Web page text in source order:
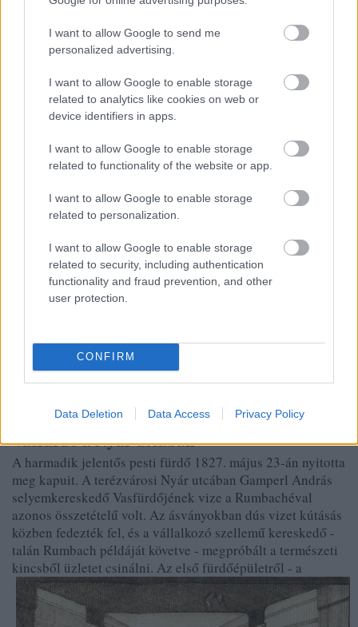
I want to allow Google to send me
personalized advertising.
I want to allow Google to enable storage
related to analytics like cookies on web or
device identifiers in apps.
I want to allow Google to enable storage
related to functionality of the website or app.
I want to allow Google to enable storage
related to personalization.
I want to allow Google to enable storage
related to security, including authentication
functionality and fraud prevention, and other
user protection.
CONFIRM
Data Deletion Data Access Privacy Policy
ekkorra általánossá kezdett válni a fürdőszoba. A 20.
század elején az épületet a Pfeffer (Péteri) családtól a Pesti
Magyar Kereskedelmi Bank vásárolta meg, hogy helyén
felépítse új székházát, azt a palotát, amely ma a
Belügyminisztériumnak ad helyet.
Szemben a Diana fürdő, mellette a Fürdő (ma József Attila)
Vasfürdő a Nyár utcában
A harmadik jelentős pesti fürdő 1827. május 23-án nyitotta
meg kapuit. A terézvárosi Nyár utcában Gamperl András
selyemkereskedő Vasfürdőjének vize a Rumbachéval
azonos összetételű volt. Az ásványokban dús vizet kútásás
közben fedezték fel, és a vállalkozó szellemű kereskedő -
talán Rumbach példáját követve - megpróbált a természeti
kincsből üzletet csinálni. Az első fürdőépületről - a